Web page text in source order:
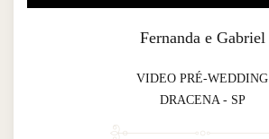
Fernanda e Gabriel
VIDEO PRÉ-WEDDING
DRACENA - SP